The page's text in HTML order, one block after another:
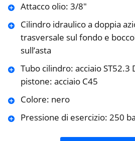
Attacco olio: 3/8″
Cilindro idraulico a doppia
trasversale sul fondo e
sull’asta
Tubo cilindro: acciaio ST52.3
pistone: acciaio C45
Colore: nero
Pressione di esercizio: 250